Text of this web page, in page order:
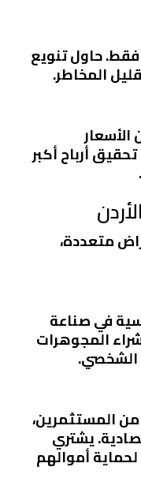
حاول تنويع
المخاطر.
أرباح أكبر
متعددة،
في صناعة
المجوهرات
الشخصي.
من المستثمرين،
يشتري
أموالهم